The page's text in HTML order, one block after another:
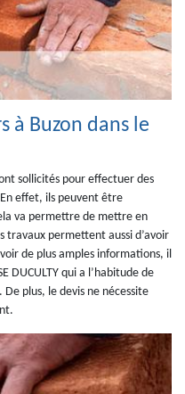
à Buzon dans le
sollicités pour effectuer des
effet, ils peuvent être
va permettre de mettre en
travaux permettent aussi d’avoir
de plus amples informations, il
DUCULTY qui a l’habitude de
plus, le devis ne nécessite